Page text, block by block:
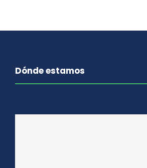
Dónde estamos